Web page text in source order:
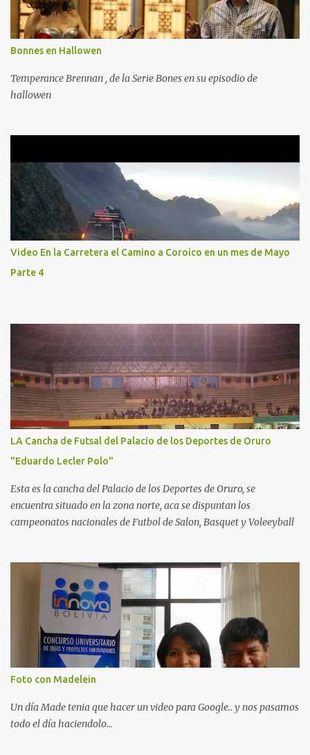
Bonnes en Hallowen
Temperance Brennan , de la Serie Bones en su episodio de
hallowen
Video En la Carretera el Camino a Coroico en un mes de Mayo
Parte 4
LA Cancha de Futsal del Palacio de los Deportes de Oruro
"Eduardo Lecler Polo"
Esta es la cancha del Palacio de los Deportes de Oruro, se
encuentra situado en la zona norte, aca se dispuntan los
campeonatos nacionales de Futbol de Salon, Basquet y Voleeyball
Foto con Madelein
Un día Made tenia que hacer un video para Google.. y nos pasamos
todo el día haciendolo...